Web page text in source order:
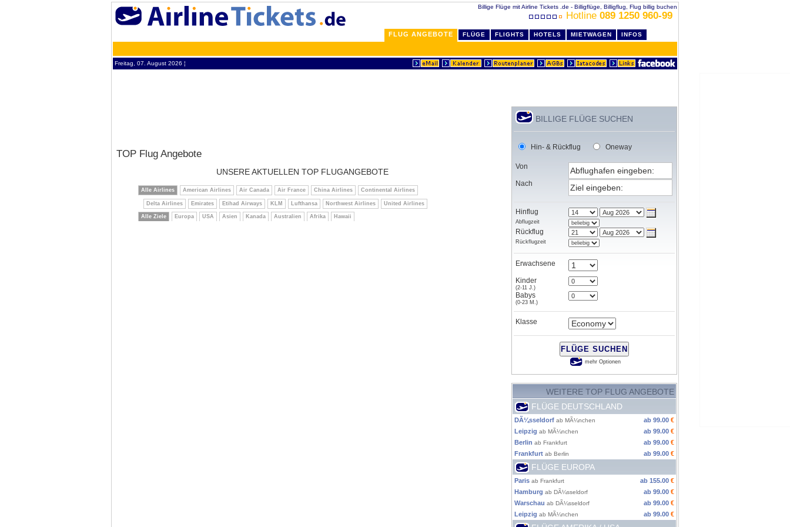
Billige Flüge mit Airline Tickets .de - Billigflüge, Billigflug, Flug billig buchen
Hotline 089 1250 960-99
FLUG ANGEBOTE FLÜGE FLIGHTS HOTELS MIETWAGEN INFOS
Freitag, 07. August 2026 ¦
TOP Flug Angebote
UNSERE AKTUELLEN TOP FLUGANGEBOTE
Alle Airlines American Airlines Air Canada Air France China Airlines Continental Airlines
Delta Airlines Emirates Etihad Airways KLM Lufthansa Northwest Airlines United Airlines
Alle Ziele Europa USA Asien Kanada Australien Afrika Hawaii
BILLIGE FLÜGE SUCHEN
Hin- & Rückflug Oneway
Von
Nach
Hinflug
Abflugzeit
Rückflug
Rückflugzeit
Erwachsene
Kinder
(2-11 J.)
Babys
(0-23 M.)
Klasse
FLÜGE SUCHEN
mehr Optionen
WEITERE TOP FLUG ANGEBOTE
FLÜGE DEUTSCHLAND
DÃ¼sseldorf ab MÃ¼nchen ab 99.00 €
Leipzig ab MÃ¼nchen ab 99.00 €
Berlin ab Frankfurt ab 99.00 €
Frankfurt ab Berlin ab 99.00 €
FLÜGE EUROPA
Paris ab Frankfurt ab 155.00 €
Hamburg ab DÃ¼sseldorf ab 99.00 €
Warschau ab DÃ¼sseldorf ab 99.00 €
Leipzig ab MÃ¼nchen ab 99.00 €